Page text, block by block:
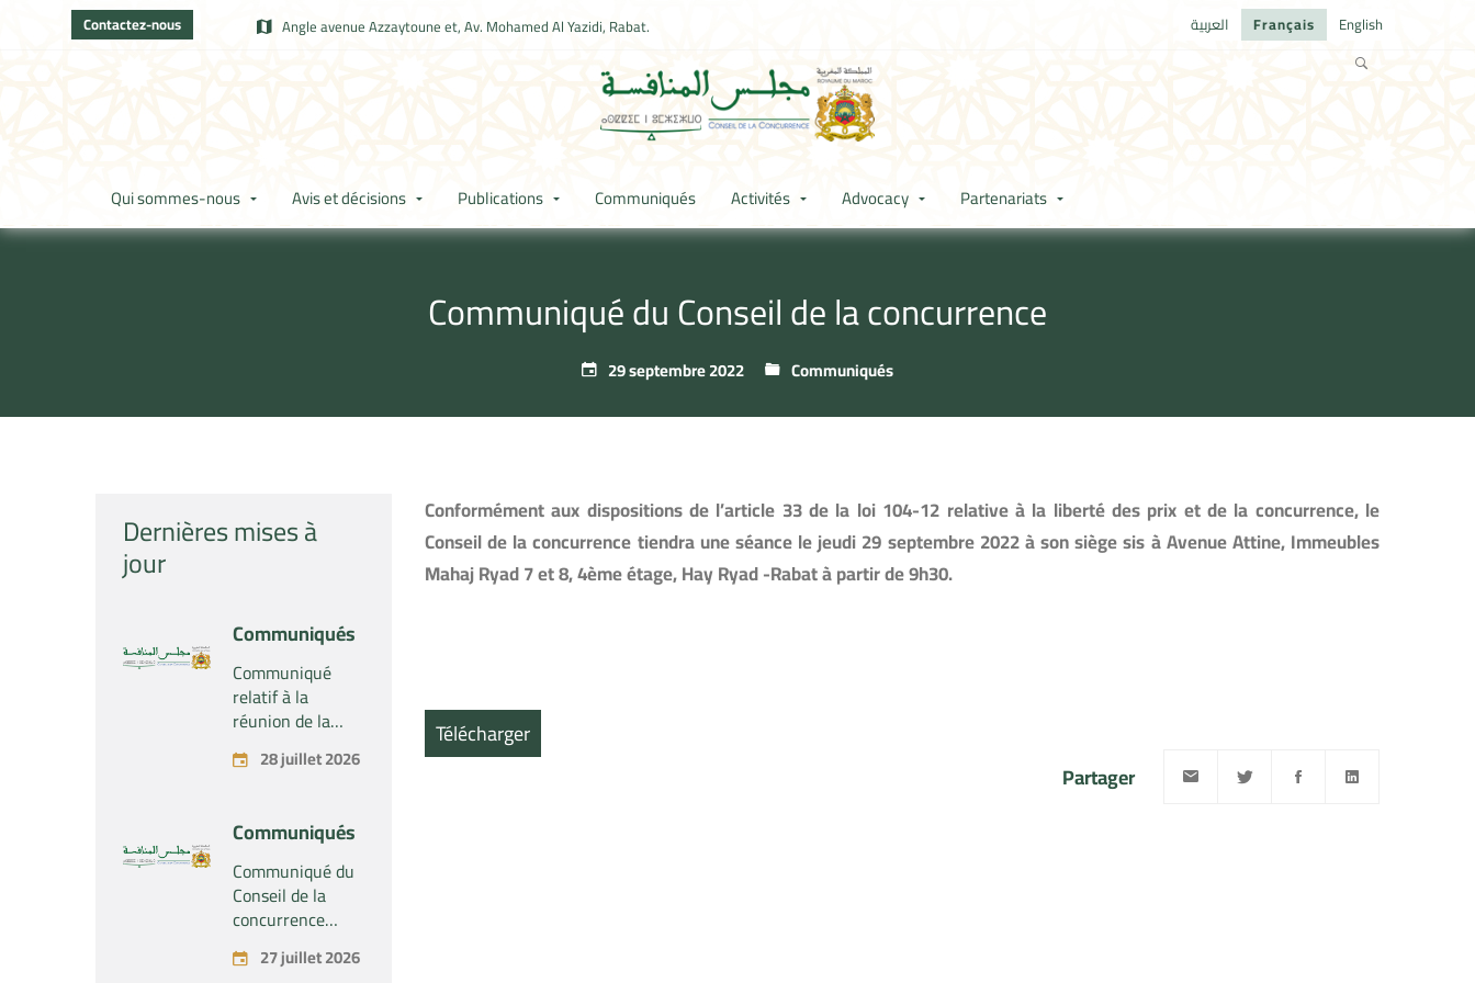
Contactez-nous Angle avenue Azzaytoune et, Av. Mohamed Al Yazidi, Rabat. العربية Français English
Qui sommes-nous Avis et décisions Publications Communiqués Activités Advocacy Partenariats
Communiqué du Conseil de la concurrence
29 septembre 2022 Communiqués
Dernières mises à
jour
Communiqués
Communiqué
relatif à la
réunion de la
Section du
Conseil de la
Tenue le mardi
28 juillet 2026
28 juillet 2026
Communiqués
Communiqué du
Conseil de la
concurrence
relatif au projet
de concentration
27 juillet 2026
Conformément aux dispositions de l’article 33 de la loi 104-12 relative à la liberté des prix et de la concurrence, le
Conseil de la concurrence tiendra une séance le jeudi 29 septembre 2022 à son siège sis à Avenue Attine, Immeubles
Mahaj Ryad 7 et 8, 4ème étage, Hay Ryad -Rabat à partir de 9h30.
Télécharger
Partager